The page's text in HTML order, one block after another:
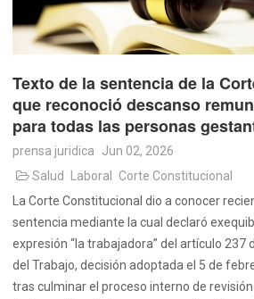
Texto de la sentencia de la
que reconoció descanso
para todas las personas
prensa juridica
Jun 02, 2026
Salud
Laboral
Corte Constitucional
La Corte Constitucional dio a conocer
sentencia mediante la cual declaró
expresión “la trabajadora” del artículo 237
del Trabajo, decisión adoptada el 5 de
tras culminar el proceso interno de